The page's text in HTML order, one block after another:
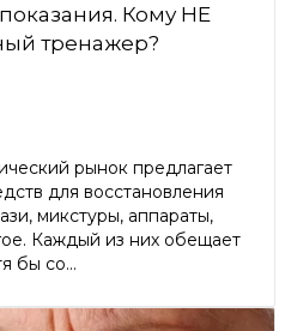
Кому НЕ
тренажер?
рынок предлагает
для восстановления
микстуры, аппараты,
Каждый из них обещает
бы со...